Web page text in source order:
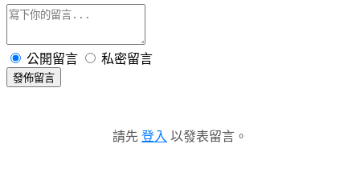
公開留言 私密留言
發佈留言
請先 登入 以發表留言。